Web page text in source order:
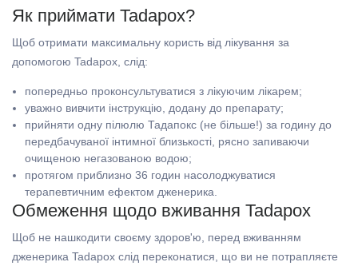
Як приймати Tadapox?
Щоб отримати максимальну користь від лікування за
допомогою Tadapox, слід:
попередньо проконсультуватися з лікуючим лікарем;
уважно вивчити інструкцію, додану до препарату;
прийняти одну пілюлю Тадапокс (не більше!) за годину до
передбачуваної інтимної близькості, рясно запиваючи
очищеною негазованою водою;
протягом приблизно 36 годин насолоджуватися
терапевтичним ефектом дженерика.
Обмеження щодо вживання Tadapox
Щоб не нашкодити своєму здоров'ю, перед вживанням
дженерика Tadapox слід переконатися, що ви не потрапляєте